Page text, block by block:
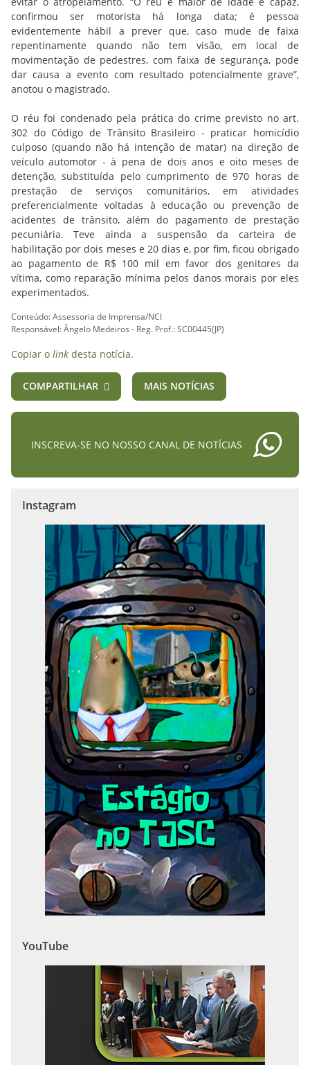
confirmou ser motorista há longa data; é pessoa
evidentemente hábil a prever que, caso mude de faixa
repentinamente quando não tem visão, em local de
movimentação de pedestres, com faixa de segurança, pode
dar causa a evento com resultado potencialmente grave”,
anotou o magistrado.
O réu foi condenado pela prática do crime previsto no art.
302 do Código de Trânsito Brasileiro - praticar homicídio
culposo (quando não há intenção de matar) na direção de
veículo automotor - à pena de dois anos e oito meses de
detenção, substituída pelo cumprimento de 970 horas de
prestação de serviços comunitários, em atividades
preferencialmente voltadas à educação ou prevenção de
acidentes de trânsito, além do pagamento de prestação
pecuniária. Teve ainda a suspensão da carteira de
habilitação por dois meses e 20 dias e, por fim, ficou obrigado
ao pagamento de R$ 100 mil em favor dos genitores da
vítima, como reparação mínima pelos danos morais por eles
experimentados.
Conteúdo: Assessoria de Imprensa/NCI
Responsável: Ângelo Medeiros - Reg. Prof.: SC00445(JP)
Copiar o link desta notícia.
COMPARTILHAR MAIS NOTÍCIAS
INSCREVA-SE NO NOSSO CANAL DE NOTÍCIAS
Instagram
YouTube